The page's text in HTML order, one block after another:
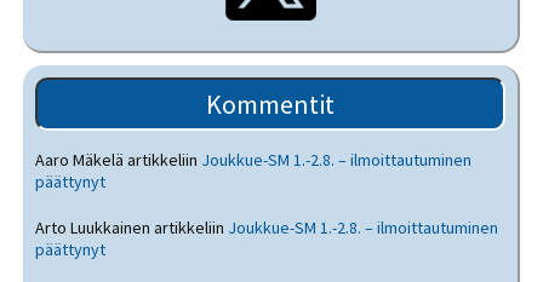
Kommentit
Aaro Mäkelä artikkeliin Joukkue-SM 1.-2.8. – ilmoittautuminen
päättynyt
Arto Luukkainen artikkeliin Joukkue-SM 1.-2.8. – ilmoittautuminen
päättynyt